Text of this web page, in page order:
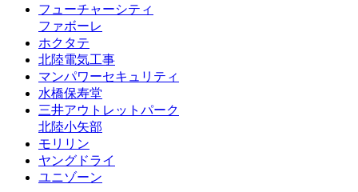
フューチャーシティ
ファボーレ
ホクタテ
北陸電気工事
マンパワーセキュリティ
水橋保寿堂
三井アウトレットパーク
北陸小矢部
モリリン
ヤングドライ
ユニゾーン